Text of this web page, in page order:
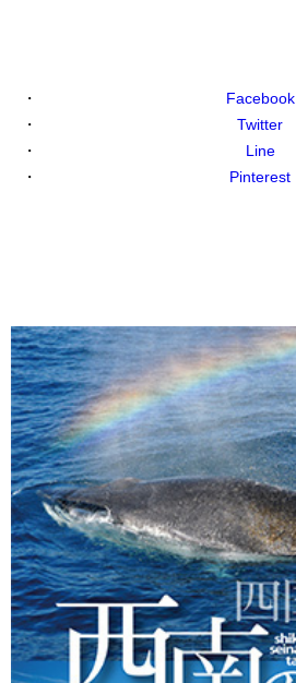
Facebook
Twitter
Line
Pinterest